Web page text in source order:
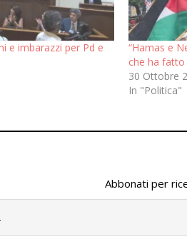
e imbarazzi per Pd e
“Hamas e
che ha fatto
30 Ottobre
In "Politica"
Abbonati per